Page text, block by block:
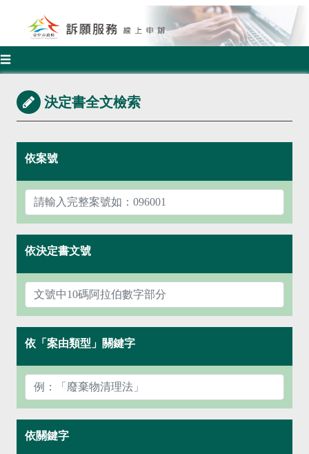
☰
決定書全文檢索
依案號
依決定書文號
依「案由類型」關鍵字
依關鍵字